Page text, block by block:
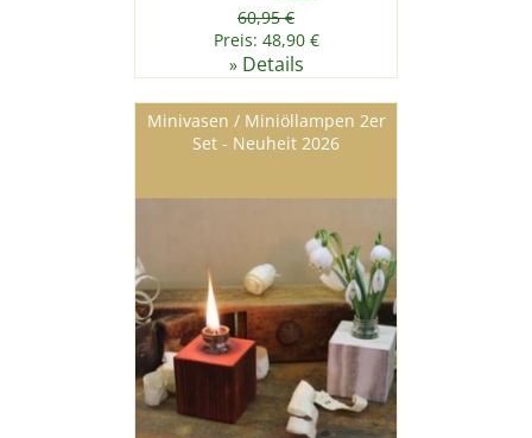
60,95 €
Preis: 48,90 €
» Details
Minivasen / Miniöllampen 2er
Set - Neuheit 2026